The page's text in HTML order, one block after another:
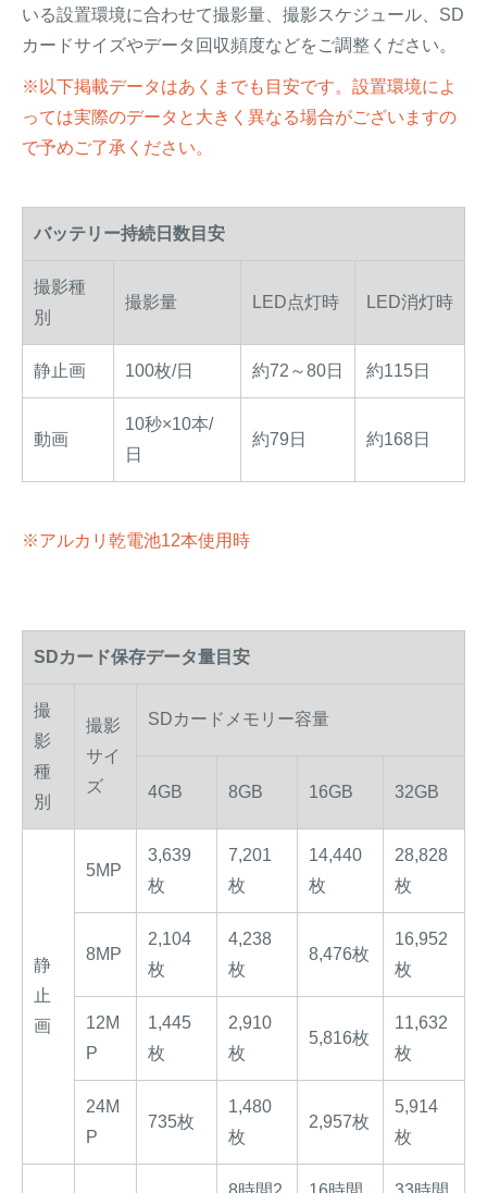
いる設置環境に合わせて撮影量、撮影スケジュール、SD
カードサイズやデータ回収頻度などをご調整ください。
※以下掲載データはあくまでも目安です。設置環境によ
っては実際のデータと大きく異なる場合がございますの
で予めご了承ください。
バッテリー持続日数目安
撮影種
別
撮影量 LED点灯時 LED消灯時
静止画 100枚/日 約72～80日 約115日
動画
10秒×10本/
日
約79日 約168日
※アルカリ乾電池12本使用時
SDカード保存データ量目安
撮
影
種
別
撮影
サイ
ズ
SDカードメモリー容量
4GB 8GB 16GB 32GB
静
止
画
5MP
3,639
枚
7,201
枚
14,440
枚
28,828
枚
8MP
2,104
枚
4,238
枚
8,476枚
16,952
枚
12M
P
1,445
枚
2,910
枚
5,816枚
11,632
枚
24M
P
735枚
1,480
枚
2,957枚
5,914
枚